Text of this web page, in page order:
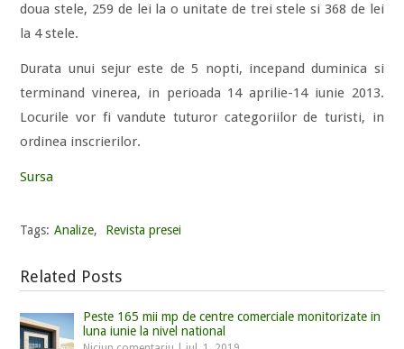
doua stele, 259 de lei la o unitate de trei stele si 368 de lei
la 4 stele.
Durata unui sejur este de 5 nopti, incepand duminica si
terminand vinerea, in perioada 14 aprilie-14 iunie 2013.
Locurile vor fi vandute tuturor categoriilor de turisti, in
ordinea inscrierilor.
Sursa
Tags: Analize, Revista presei
Related Posts
Peste 165 mii mp de centre comerciale monitorizate in
luna iunie la nivel national